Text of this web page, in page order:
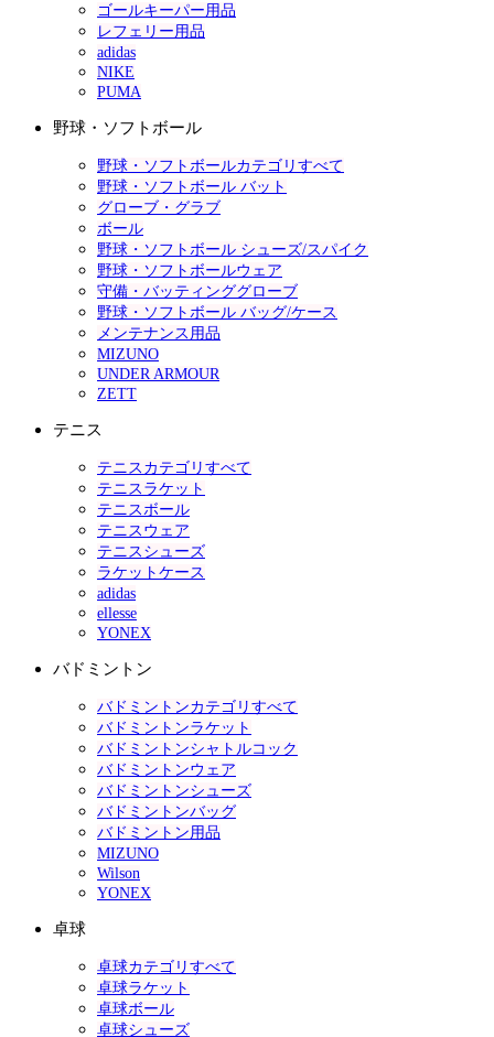
ゴールキーパー用品
レフェリー用品
adidas
NIKE
PUMA
野球・ソフトボール
野球・ソフトボールカテゴリすべて
野球・ソフトボール バット
グローブ・グラブ
ボール
野球・ソフトボール シューズ/スパイク
野球・ソフトボールウェア
守備・バッティンググローブ
野球・ソフトボール バッグ/ケース
メンテナンス用品
MIZUNO
UNDER ARMOUR
ZETT
テニス
テニスカテゴリすべて
テニスラケット
テニスボール
テニスウェア
テニスシューズ
ラケットケース
adidas
ellesse
YONEX
バドミントン
バドミントンカテゴリすべて
バドミントンラケット
バドミントンシャトルコック
バドミントンウェア
バドミントンシューズ
バドミントンバッグ
バドミントン用品
MIZUNO
Wilson
YONEX
卓球
卓球カテゴリすべて
卓球ラケット
卓球ボール
卓球シューズ